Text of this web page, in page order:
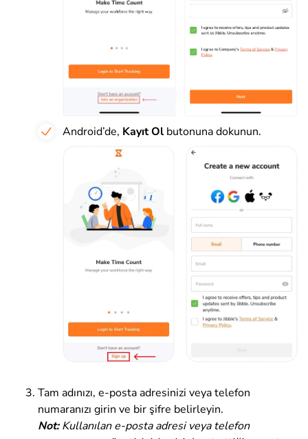
Android’de, Kayıt Ol butonuna dokunun.
Tam adınızı, e-posta adresinizi veya telefon
numaranızı girin ve bir şifre belirleyin.
Not:Kullanılan e-posta adresi veya telefon